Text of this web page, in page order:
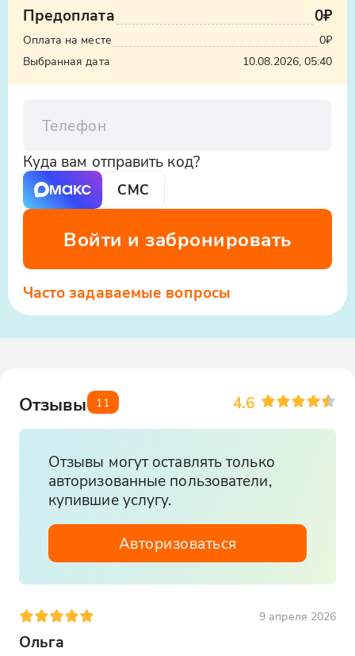
Предоплата 0₽
Оплата на месте
0₽
Выбранная дата
10.08.2026, 05:40
Куда вам отправить код?
СМС
Войти и забронировать
Часто задаваемые вопросы
Отзывы 11 4.6
Отзывы могут оставлять только
авторизованные пользователи,
купившие услугу.
Авторизоваться
9 апреля 2026
Ольга